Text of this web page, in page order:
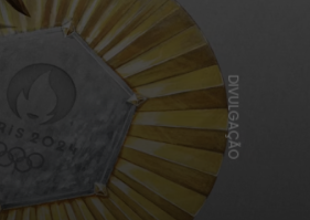
DIVULGAÇÃO